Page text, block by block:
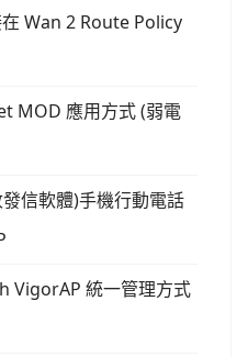
Wan 2 Route Policy
MOD 應用方式 (弱電
信軟體)手機行動電話
VigorAP 統一管理方式